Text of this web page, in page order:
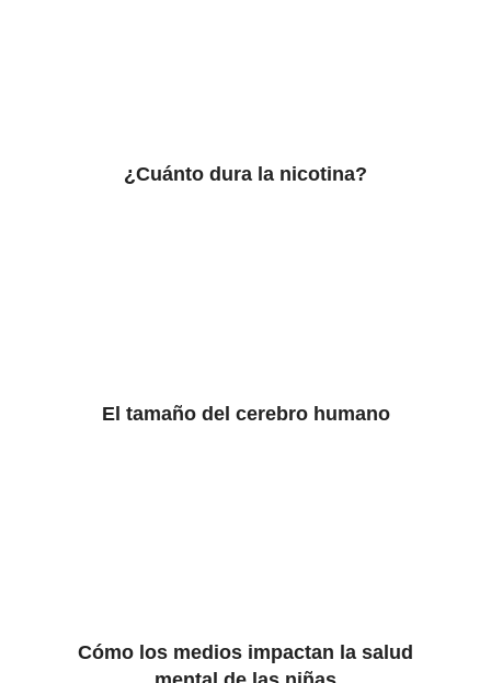
¿Cuánto dura la nicotina?
El tamaño del cerebro humano
Cómo los medios impactan la salud